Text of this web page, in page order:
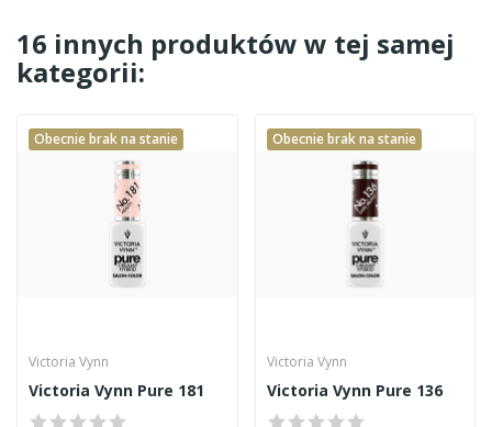
16 innych produktów w tej samej
kategorii:
Obecnie brak na stanie
Victoria Vynn
Victoria Vynn Pure 181
Obecnie brak na stanie
Victoria Vynn
Victoria Vynn Pure 136